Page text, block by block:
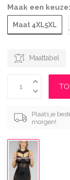
Maak een keuze:
Maat 4XL5XL
Maattabel
Plaats je
morgen!